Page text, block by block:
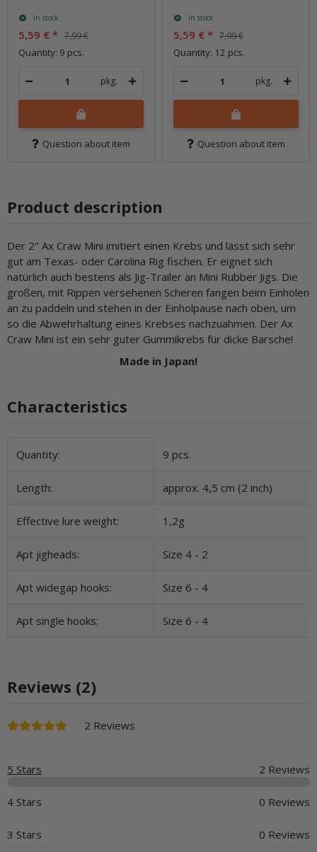
In stock
5,59 € * 7,99 €
Quantity: 9 pcs.
pkg.
Question about item
In stock
5,59 € * 7,99 €
Quantity: 12 pcs.
pkg.
Question about item
Product description
Der 2" Ax Craw Mini imitiert einen Krebs und lässt sich sehr
gut am Texas- oder Carolina Rig fischen. Er eignet sich
natürlich auch bestens als Jig-Trailer an Mini Rubber Jigs. Die
großen, mit Rippen versehenen Scheren fangen beim Einholen
an zu paddeln und stehen in der Einholpause nach oben, um
so die Abwehrhaltung eines Krebses nachzuahmen. Der Ax
Craw Mini ist ein sehr guter Gummikrebs für dicke Barsche!
Made in Japan!
Characteristics
Item information
Value
Quantity: 9 pcs.
Length: approx. 4,5 cm (2 inch)
Effective lure weight: 1,2g
Apt jigheads: Size 4 - 2
Apt widegap hooks: Size 6 - 4
Apt single hooks: Size 6 - 4
Reviews (2)
2 Reviews
5 Stars 2 Reviews
4 Stars 0 Reviews
3 Stars 0 Reviews